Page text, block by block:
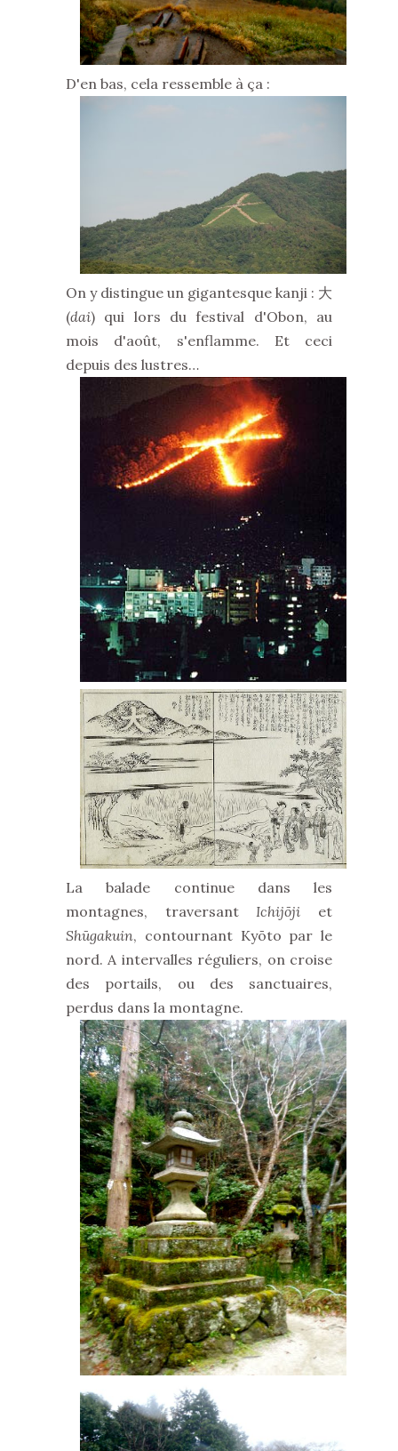
D'en bas, cela ressemble à ça :
On y distingue un gigantesque kanji : 大
(dai) qui lors du festival d'Obon, au
mois d'août, s'enflamme. Et ceci
depuis des lustres…
La balade continue dans les
montagnes, traversantIchijōji et
Shūgakuin, contournant Kyōto par le
nord. A intervalles réguliers, on croise
des portails, ou des sanctuaires,
perdus dans la montagne.